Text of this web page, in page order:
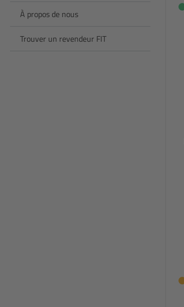
À propos de nous
Trouver un revendeur FIT